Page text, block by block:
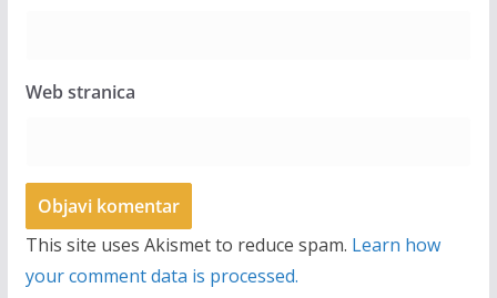
Web stranica
This site uses Akismet to reduce spam. Learn how
your comment data is processed.